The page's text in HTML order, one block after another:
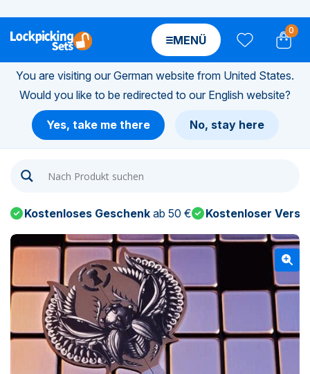
0
MENÜ
You are visiting our German website from United States.
Would you like to be redirected to our English website?
Yes, take me there No, stay here
Kostenloses Geschenk ab 50 € Kostenloser